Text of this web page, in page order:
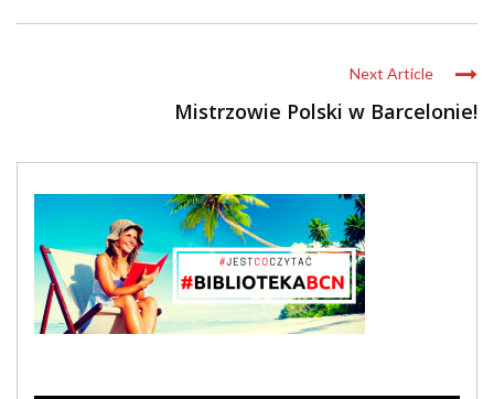
Next Article
Mistrzowie Polski w Barcelonie!